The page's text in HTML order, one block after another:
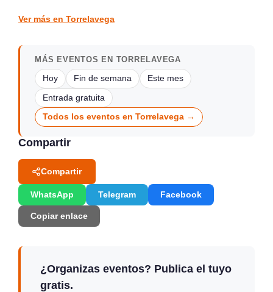
Ver más en Torrelavega
MÁS EVENTOS EN TORRELAVEGA
Hoy Fin de semana Este mes
Entrada gratuita
Todos los eventos en Torrelavega →
Compartir
Compartir
WhatsApp Telegram Facebook
Copiar enlace
¿Organizas eventos? Publica el tuyo
gratis.